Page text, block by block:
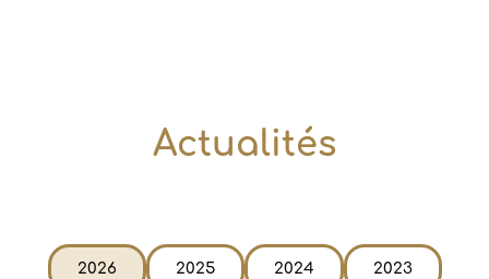
Actualités
2026 2025 2024 2023